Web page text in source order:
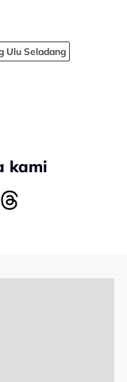
Ulu Seladang
kami